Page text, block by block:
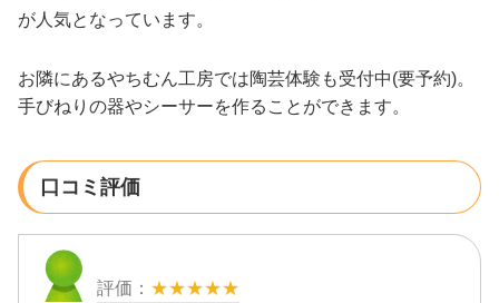
が人気となっています。
お隣にあるやちむん工房では陶芸体験も受付中(要予約)。
手びねりの器やシーサーを作ることができます。
口コミ評価
★★★★★